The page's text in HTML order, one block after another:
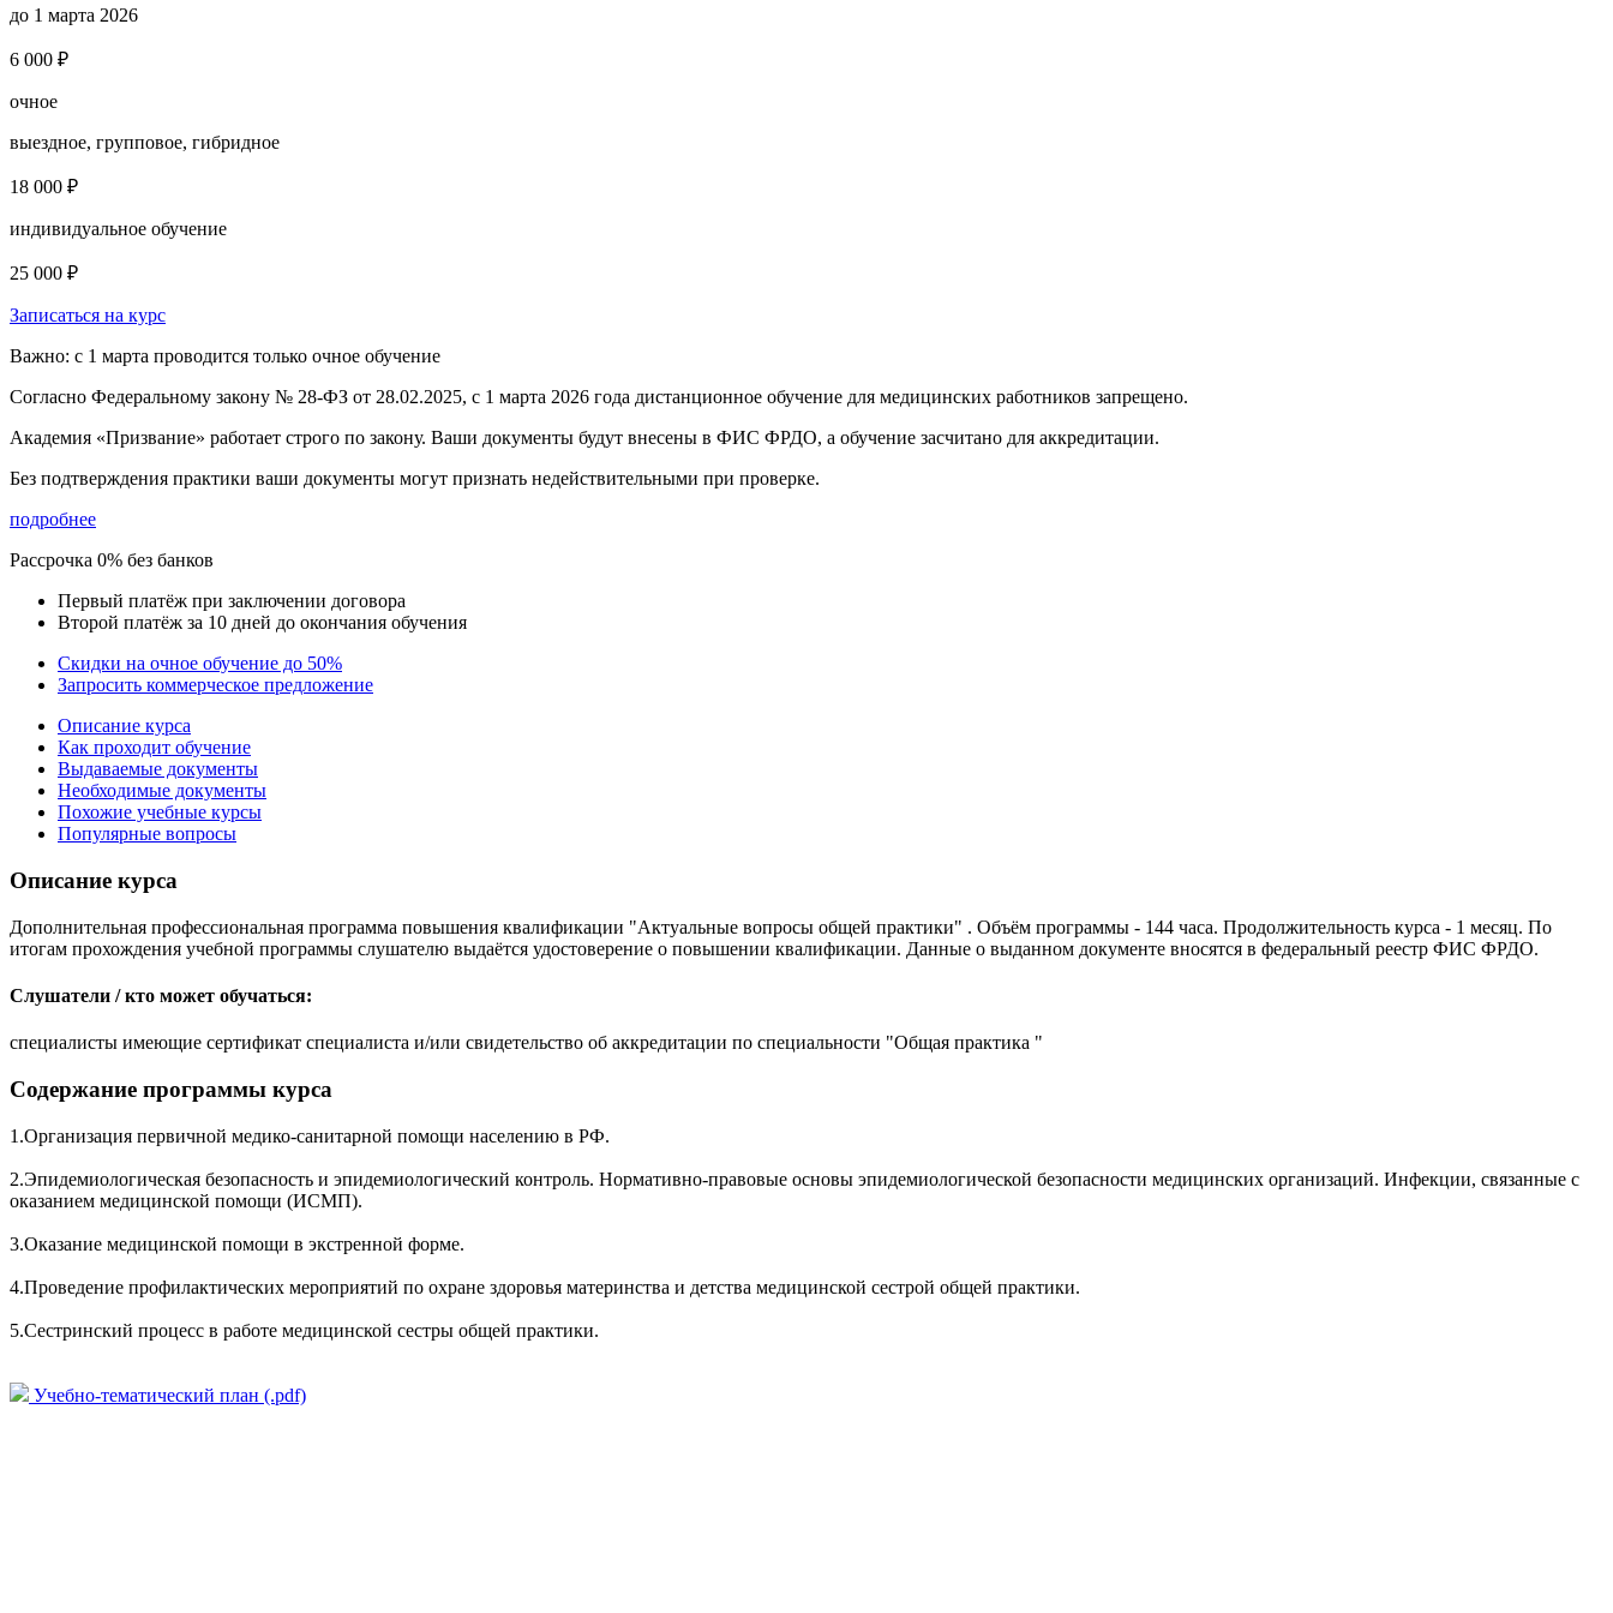
до 1 марта 2026
6 000 ₽
очное
выездное, групповое, гибридное
18 000 ₽
индивидуальное обучение
25 000 ₽
Записаться на курс
Важно: с 1 марта проводится только очное обучение
Согласно Федеральному закону № 28-ФЗ от 28.02.2025, с 1 марта 2026 года дистанционное обучение для медицинских работников запрещено.
Академия «Призвание» работает строго по закону. Ваши документы будут внесены в ФИС ФРДО, а обучение засчитано для аккредитации.
Без подтверждения практики ваши документы могут признать недействительными при проверке.
подробнее
Рассрочка 0% без банков
Первый платёж при заключении договора
Второй платёж за 10 дней до окончания обучения
Скидки на очное обучение до 50%
Запросить коммерческое предложение
Описание курса
Как проходит обучение
Выдаваемые документы
Необходимые документы
Похожие учебные курсы
Популярные вопросы
Описание курса
Дополнительная профессиональная программа повышения квалификации "Актуальные вопросы общей практики" . Объём программы - 144 часа. Продолжительность курса - 1 месяц. По
итогам прохождения учебной программы слушателю выдаётся удостоверение о повышении квалификации. Данные о выданном документе вносятся в федеральный реестр ФИС ФРДО.
Слушатели / кто может обучаться:
специалисты имеющие сертификат специалиста и/или свидетельство об аккредитации по специальности "Общая практика "
Содержание программы курса
1.Организация первичной медико-санитарной помощи населению в РФ.
2.Эпидемиологическая безопасность и эпидемиологический контроль. Нормативно-правовые основы эпидемиологической безопасности медицинских организаций. Инфекции, связанные с
оказанием медицинской помощи (ИСМП).
3.Оказание медицинской помощи в экстренной форме.
4.Проведение профилактических мероприятий по охране здоровья материнства и детства медицинской сестрой общей практики.
5.Сестринский процесс в работе медицинской сестры общей практики.
Учебно-тематический план (.pdf)